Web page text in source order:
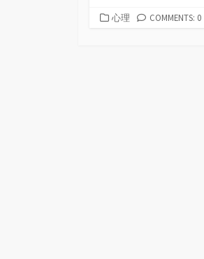
カ心理 COMMENTS: 0